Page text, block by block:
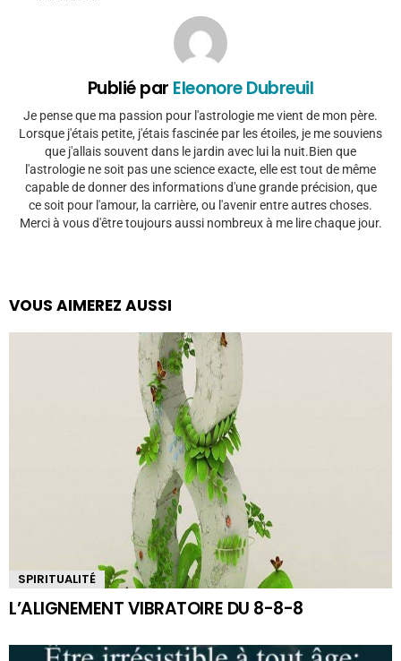
Publié par Eleonore Dubreuil
Je pense que ma passion pour l'astrologie me vient de mon père.
Lorsque j'étais petite, j'étais fascinée par les étoiles, je me souviens
que j'allais souvent dans le jardin avec lui la nuit.Bien que
l'astrologie ne soit pas une science exacte, elle est tout de même
capable de donner des informations d'une grande précision, que
ce soit pour l'amour, la carrière, ou l'avenir entre autres choses.
Merci à vous d'être toujours aussi nombreux à me lire chaque jour.
VOUS AIMEREZ AUSSI
SPIRITUALITÉ
L’ALIGNEMENT VIBRATOIRE DU 8-8-8